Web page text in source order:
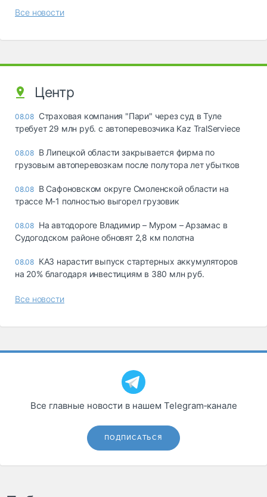
Все новости
Центр
08.08 Страховая компания "Пари" через суд в Туле
требует 29 млн руб. с автоперевозчика Kaz TralServiece
08.08 В Липецкой области закрывается фирма по
грузовым автоперевозкам после полутора лет убытков
08.08 В Сафоновском округе Смоленской области на
трассе М-1 полностью выгорел грузовик
08.08 На автодороге Владимир – Муром – Арзамас в
Судогодском районе обновят 2,8 км полотна
08.08 КАЗ нарастит выпуск стартерных аккумуляторов
на 20% благодаря инвестициям в 380 млн руб.
Все новости
Все главные новости в нашем Telegram‑канале
ПОДПИСАТЬСЯ